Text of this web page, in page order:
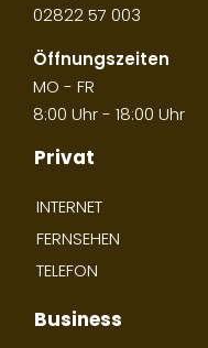
02822 57 003
Öffnungszeiten
MO - FR
8:00 Uhr - 18:00 Uhr
Privat
INTERNET
FERNSEHEN
TELEFON
Business